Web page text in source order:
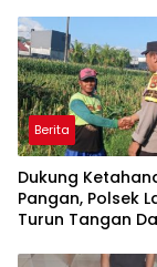
Berita
Dukung
Pangan, Polsek
Turun Tangan
Bongkot